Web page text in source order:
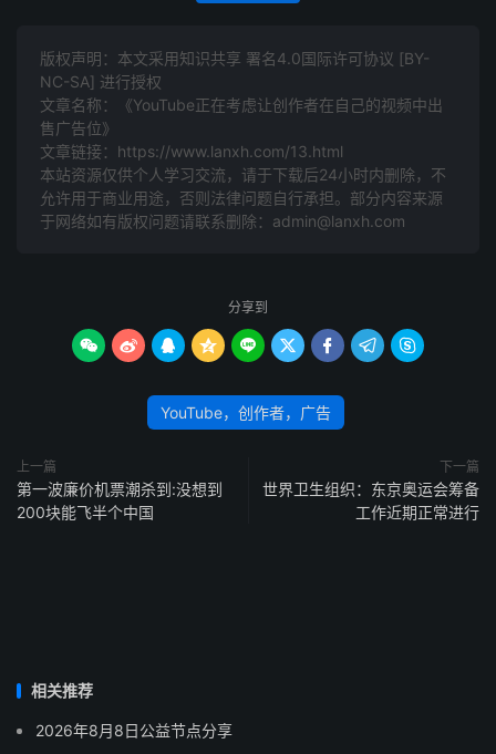
版权声明：本文采用知识共享 署名4.0国际许可协议 [BY-
NC-SA] 进行授权
文章名称：《YouTube正在考虑让创作者在自己的视频中出
售广告位》
文章链接： https://www.lanxh.com/13.html
本站资源仅供个人学习交流，请于下载后24小时内删除，不
允许用于商业用途，否则法律问题自行承担。部分内容来源
于网络如有版权问题请联系删除：admin@lanxh.com
分享到
        
YouTube，创作者，广告
上一篇
第一波廉价机票潮杀到:没想到
200块能飞半个中国
下一篇
世界卫生组织：东京奥运会筹备
工作近期正常进行
相关推荐
2026年8月8日公益节点分享